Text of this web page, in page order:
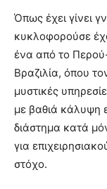
Όπως έχει γίνει
κυκλοφορούσε
ένα από το
Βραζιλία, όπου
μυστικές
με βαθιά κάλυψη
διάστημα κατά
για
στόχο.